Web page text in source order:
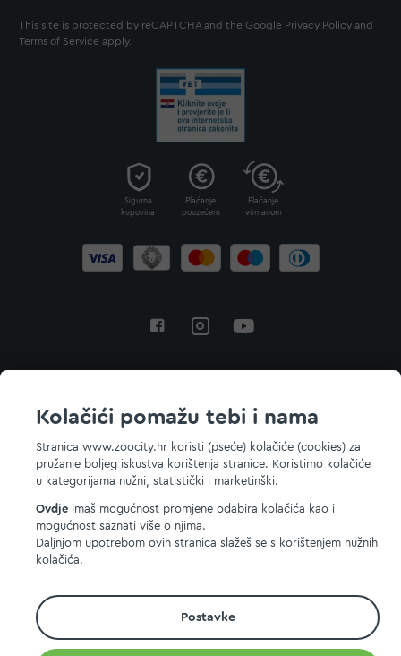
Kolačići pomažu tebi i nama
Stranica www.zoocity.hr koristi (pseće) kolačiće (cookies) za
pružanje boljeg iskustva korištenja stranice. Koristimo kolačiće
u kategorijama nužni, statistički i marketinški.
Ovdje imaš mogućnost promjene odabira kolačića kao i
mogućnost saznati više o njima.
Daljnjom upotrebom ovih stranica slažeš se s korištenjem nužnih
kolačića.
Postavke
This site is protected by reCAPTCHA and the Google Privacy Policy and
Terms of Service apply.
Sigurna
kupovina
Plaćanje
pouzećem
Plaćanje
virmanom
© 2026 ZOOCITY. Sva prava zadržana.